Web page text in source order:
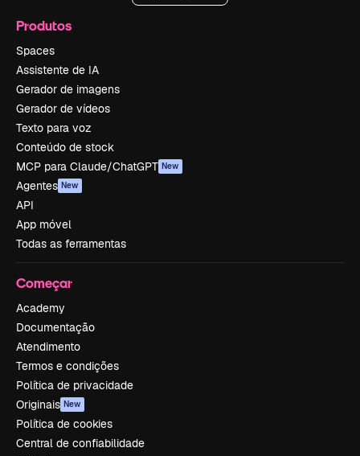
Produtos
Spaces
Assistente de IA
Gerador de imagens
Gerador de vídeos
Texto para voz
Conteúdo de stock
MCP para Claude/ChatGPT New
Agentes New
API
App móvel
Todas as ferramentas
Começar
Academy
Documentação
Atendimento
Termos e condições
Política de privacidade
Originais New
Política de cookies
Central de confiabilidade